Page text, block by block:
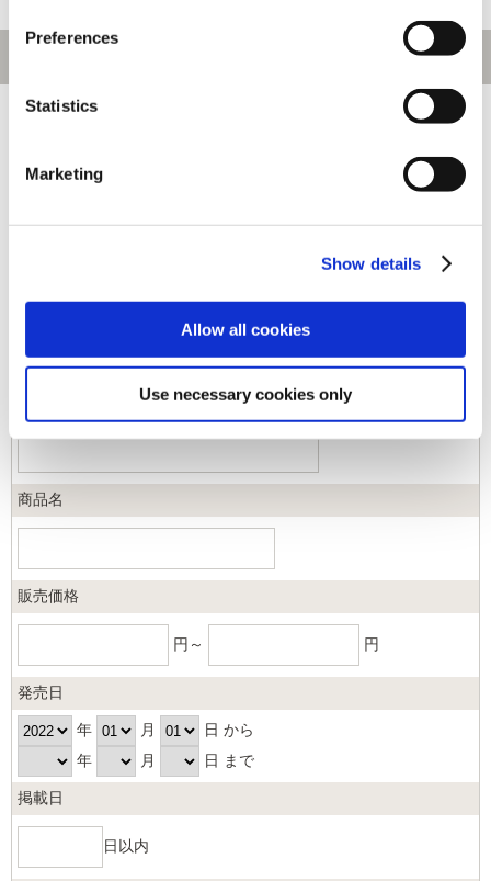
Preferences
Statistics
Marketing
Show details
Allow all cookies
Use necessary cookies only
キーワード
商品名
販売価格
円～ 円
発売日
年 月
日 から
年
月 日 まで
掲載日
日以内